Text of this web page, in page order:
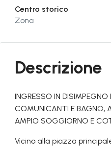
Centro storico
Zona
Descrizione
INGRESSO IN DISIMPEGNO
COMUNICANTI E BAGNO,
AMPIO SOGGIORNO E
Vicino alla piazza